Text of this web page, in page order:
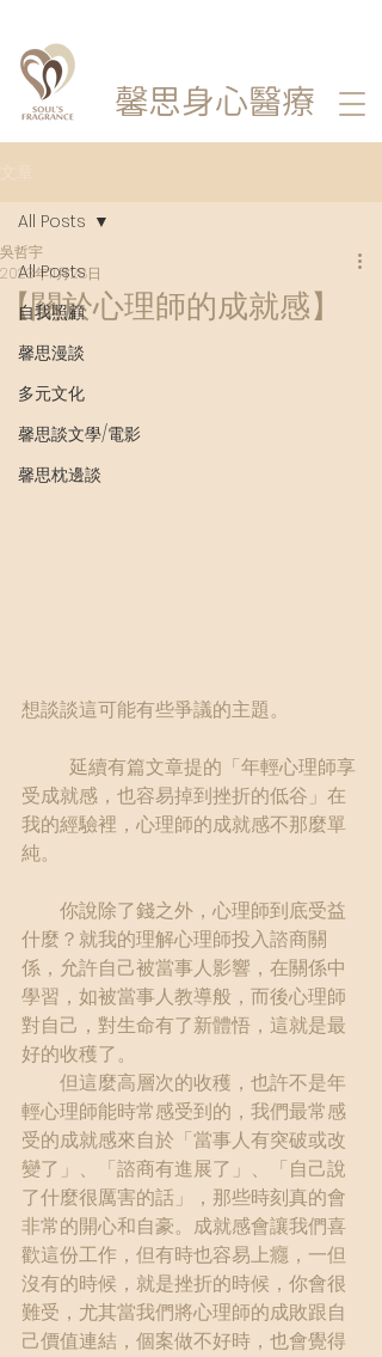
馨思身心醫療
All Posts
自我照顧
馨思漫談
多元文化
馨思談文學/電影
馨思枕邊談
All Posts
【關於心理師的成就感】
吳哲宇
2023年11月28日
想談談這可能有些爭議的主題。
受成就感，也容易掉到挫折的低谷」在
我的經驗裡，心理師的成就感不那麼單
純。
你說除了錢之外，心理師到底受益
什麼？就我的理解心理師投入諮商關
係，允許自己被當事人影響，在關係中
學習，如被當事人教導般，而後心理師
對自己，對生命有了新體悟，這就是最
好的收穫了。
但這麼高層次的收穫，也許不是年
輕心理師能時常感受到的，我們最常感
受的成就感來自於「當事人有突破或改
變了」、「諮商有進展了」、「自己說
了什麼很厲害的話」，那些時刻真的會
非常的開心和自豪。成就感會讓我們喜
歡這份工作，但有時也容易上癮，一但
沒有的時候，就是挫折的時候，你會很
難受，尤其當我們將心理師的成敗跟自
己價值連結，個案做不好時，也會覺得